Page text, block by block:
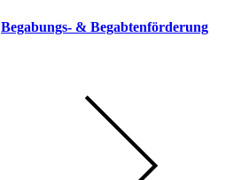
Begabungs- & Begabtenförderung